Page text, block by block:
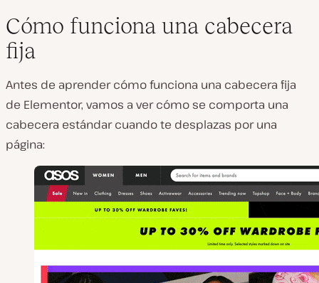
Cómo funciona una cabecera
fija
Antes de aprender cómo funciona una cabecera fija
de Elementor, vamos a ver cómo se comporta una
cabecera estándar cuando te desplazas por una
página: